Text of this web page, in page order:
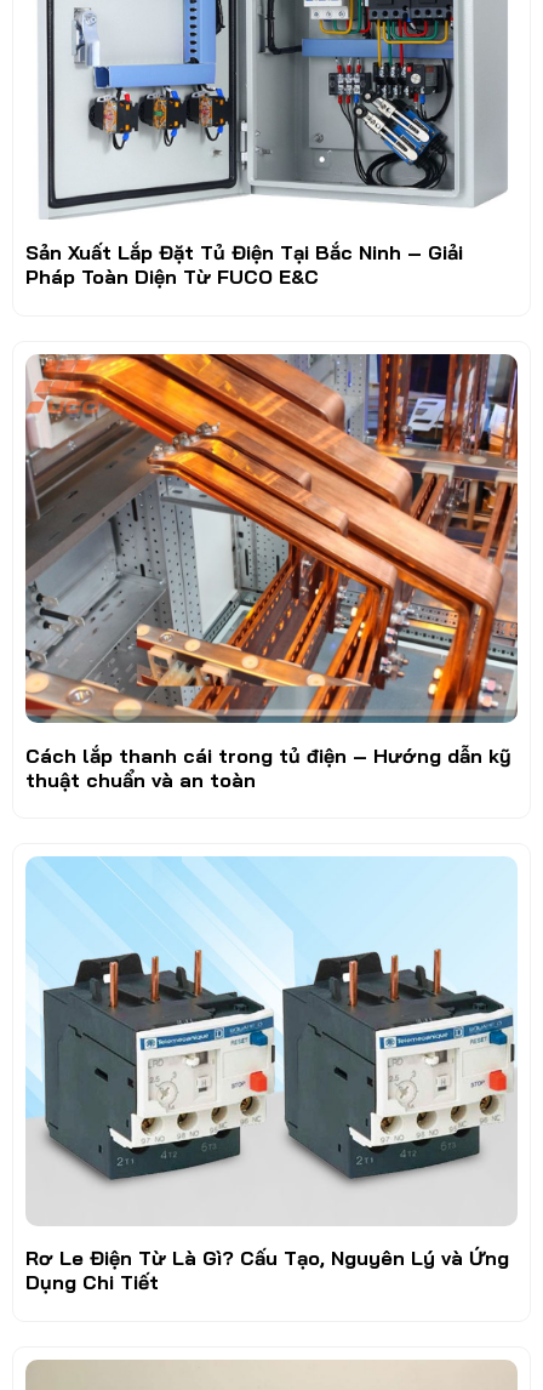
Sản Xuất Lắp Đặt Tủ Điện Tại Bắc Ninh – Giải
Pháp Toàn Diện Từ FUCO E&C
Cách lắp thanh cái trong tủ điện – Hướng dẫn kỹ
thuật chuẩn và an toàn
Rơ Le Điện Từ Là Gì? Cấu Tạo, Nguyên Lý và Ứng
Dụng Chi Tiết